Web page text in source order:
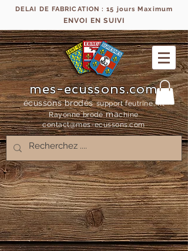
DELAI DE FABRICATION : 15 jours Maximum
ENVOI EN SUIVI
mes-ecussons.com
écussons brodés support feutrine, fil
Rayonne brodémachine
contact@mes-ecussons.com